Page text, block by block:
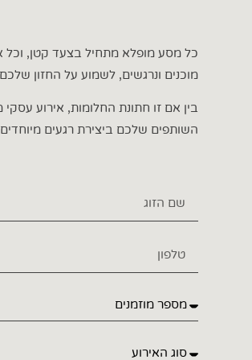
כל מסע מופלא מתחיל בצעד קטן, וכל
מוכנים ונרגשים, לשמוע על החזון
בין אם זו חתונת החלומות, אירוע
השותפים שלכם ביצירת רגעים מיוחדים